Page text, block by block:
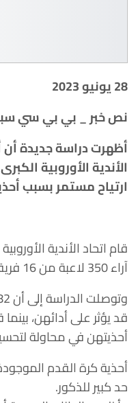
28 يونيو 2023
نص خبر _ بي بي سي
الأندية الأوروبية
ارتياح مستمر بسبب
قام اتحاد الأندية
آراء 350 لاعبة من 16 فريقاً من الدرجة الأولى.
قد يؤثر على أدائهن،
أحذيتهن في محاولة
أحذية كرة القدم
حد كبير للذكور.